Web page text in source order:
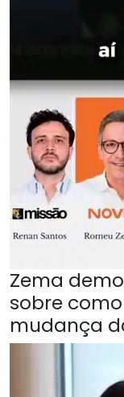
Zema
sobre
mudança